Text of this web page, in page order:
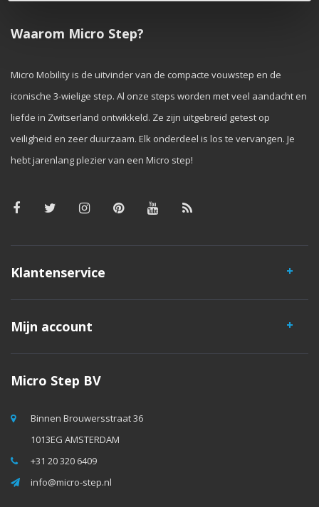
Waarom Micro Step?
Micro Mobility is de uitvinder van de compacte vouwstep en de
iconische 3-wielige step. Al onze steps worden met veel aandacht en
liefde in Zwitserland ontwikkeld. Ze zijn uitgebreid getest op
veiligheid en zeer duurzaam. Elk onderdeel is los te vervangen. Je
hebt jarenlang plezier van een Micro step!
Klantenservice
Mijn account
Micro Step BV
Binnen Brouwersstraat 36
1013EG AMSTERDAM
+31 20 320 6409
info@micro-step.nl